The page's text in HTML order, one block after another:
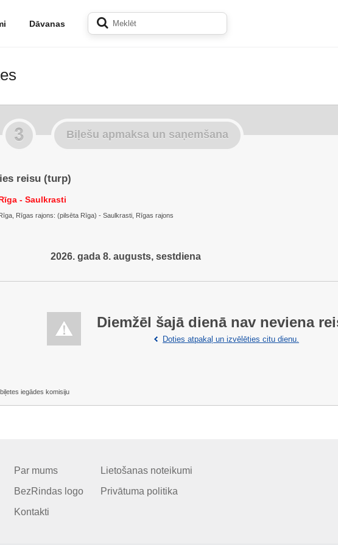
Dāvanas
Biļešu apmaksa un saņemšana
reisu (turp)
- Saulkrasti
Rīgas rajons: (pilsēta Rīga) - Saulkrasti, Rīgas rajons
2026. gada 8. augusts, sestdiena
Diemžēl šajā dienā nav neviena
Doties atpakaļ un izvēlēties citu dienu.
iegādes komisiju
Par mums
BezRindas logo
Kontakti
Lietošanas noteikumi
Privātuma politika